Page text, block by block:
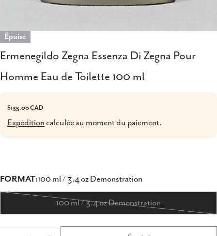
Épuisé
Ermenegildo Zegna Essenza Di Zegna Pour
Homme Eau de Toilette 100 ml
Prix
habituel
$135.00 CAD
Expédition calculée au moment du paiement.
FORMAT:100 ml / 3.4 oz Demonstration
100 ml / 3.4 oz Demonstration
épuisée